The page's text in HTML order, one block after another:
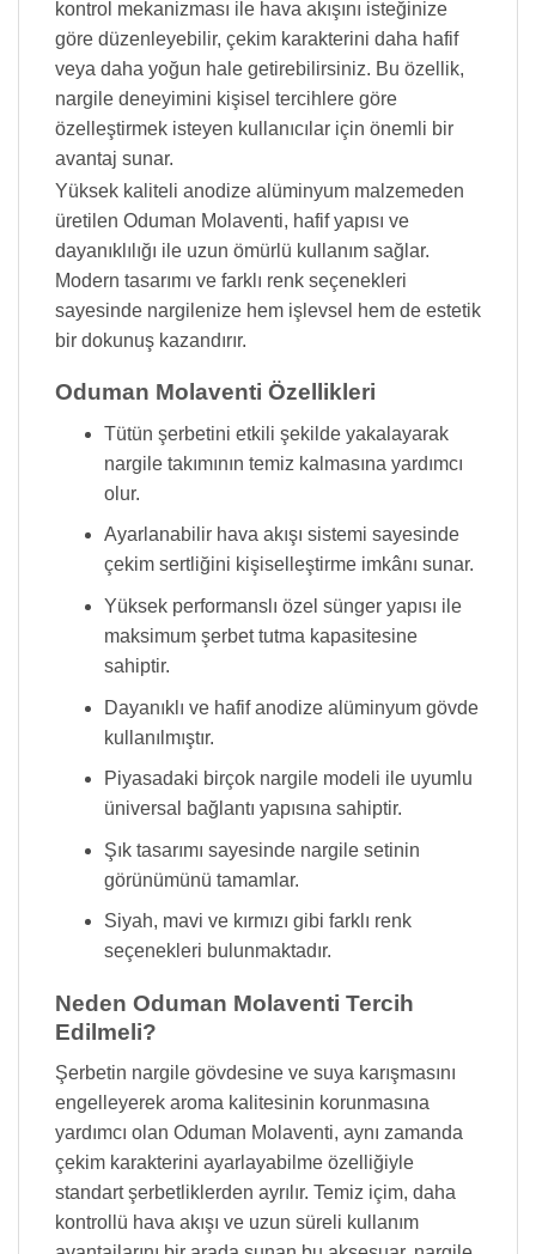
kontrol mekanizması ile hava akışını isteğinize
göre düzenleyebilir, çekim karakterini daha hafif
veya daha yoğun hale getirebilirsiniz. Bu özellik,
nargile deneyimini kişisel tercihlere göre
özelleştirmek isteyen kullanıcılar için önemli bir
avantaj sunar.
Yüksek kaliteli anodize alüminyum malzemeden
üretilen Oduman Molaventi, hafif yapısı ve
dayanıklılığı ile uzun ömürlü kullanım sağlar.
Modern tasarımı ve farklı renk seçenekleri
sayesinde nargilenize hem işlevsel hem de estetik
bir dokunuş kazandırır.
Oduman Molaventi Özellikleri
Tütün şerbetini etkili şekilde yakalayarak
nargile takımının temiz kalmasına yardımcı
olur.
Ayarlanabilir hava akışı sistemi sayesinde
çekim sertliğini kişiselleştirme imkânı sunar.
Yüksek performanslı özel sünger yapısı ile
maksimum şerbet tutma kapasitesine
sahiptir.
Dayanıklı ve hafif anodize alüminyum gövde
kullanılmıştır.
Piyasadaki birçok nargile modeli ile uyumlu
üniversal bağlantı yapısına sahiptir.
Şık tasarımı sayesinde nargile setinin
görünümünü tamamlar.
Siyah, mavi ve kırmızı gibi farklı renk
seçenekleri bulunmaktadır.
Neden Oduman Molaventi Tercih
Edilmeli?
Şerbetin nargile gövdesine ve suya karışmasını
engelleyerek aroma kalitesinin korunmasına
yardımcı olan Oduman Molaventi, aynı zamanda
çekim karakterini ayarlayabilme özelliğiyle
standart şerbetliklerden ayrılır. Temiz içim, daha
kontrollü hava akışı ve uzun süreli kullanım